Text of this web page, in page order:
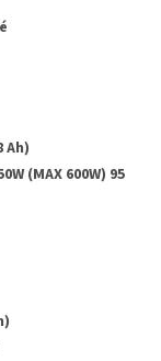
Ah)
(MAX 600W) 95